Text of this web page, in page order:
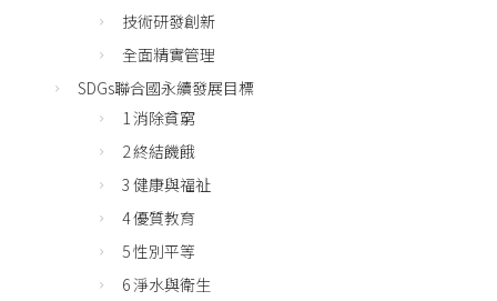
技術研發創新
全面精實管理
SDGs聯合國永續發展目標
1 消除貧窮
2 終結饑餓
3 健康與福祉
4 優質教育
5 性別平等
6 淨水與衛生